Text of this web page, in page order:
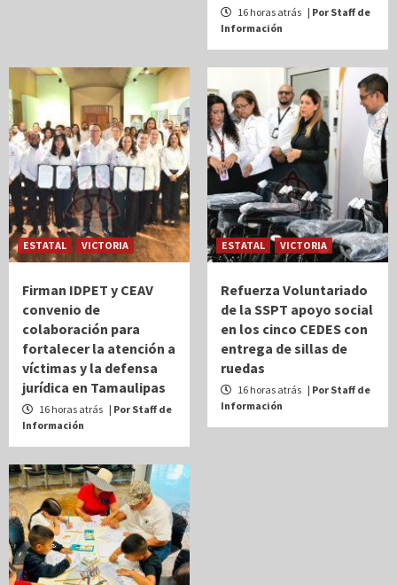
16 horas atrás | Por Staff de
Información
ESTATAL VICTORIA
Firman IDPET y CEAV
convenio de
colaboración para
fortalecer la atención a
víctimas y la defensa
jurídica en Tamaulipas
16 horas atrás | Por Staff de
Información
ESTATAL VICTORIA
Refuerza Voluntariado
de la SSPT apoyo social
en los cinco CEDES con
entrega de sillas de
ruedas
16 horas atrás | Por Staff de
Información